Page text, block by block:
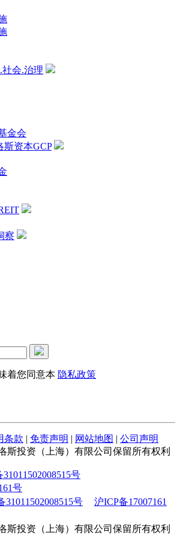
社会.治理
金会
斯资本GCP
察
着您同意本 隐私政策
条款 | 免责声明 | 网站地图 | 公司声明
斯投资（上海）有限公司保留所有权利
号
号
31011502008515号
沪ICP备17007161
斯投资（上海）有限公司保留所有权利